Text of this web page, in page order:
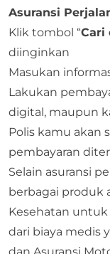
Asuransi
Klik tombol “Cari
diinginkan
Masukan
Lakukan
digital, maupun
Polis kamu akan
pembayaran
Selain asuransi
berbagai produk
Kesehatan untuk
dari biaya medis
dan Asuransi